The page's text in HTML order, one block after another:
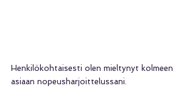
Henkilökohtaisesti olen mieltynyt kolmeen
asiaan nopeusharjoittelussani.